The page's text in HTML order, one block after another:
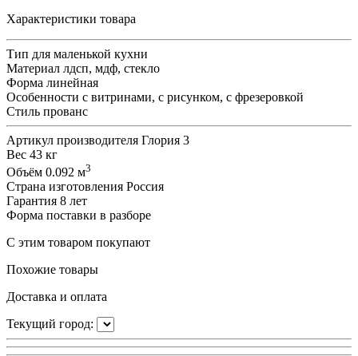
Характеристики товара
Тип для маленькой кухни
Материал лдсп, мдф, стекло
Форма линейная
Особенности с витринами, с рисунком, с фрезеровкой
Стиль прованс
Артикул производителя Глория 3
Вес 43 кг
Объём 0.092 м3
Страна изготовления Россия
Гарантия 8 лет
Форма поставки в разборе
С этим товаром покупают
Похожие товары
Доставка и оплата
Текущий город: